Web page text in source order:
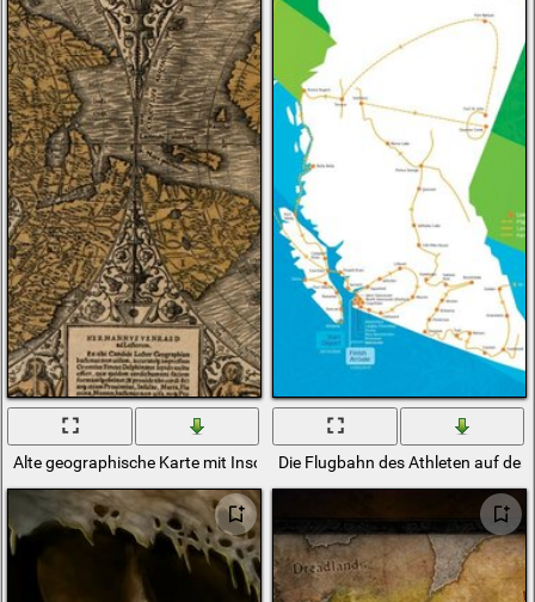
Alte geographische Karte mit InschriftenDie Flugbahn des Athleten auf der